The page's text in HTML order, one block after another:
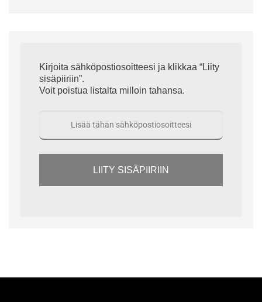
Kirjoita sähköpostiosoitteesi ja klikkaa “Liity
sisäpiiriin”.
Voit poistua listalta milloin tahansa.
LIITY SISÄPIIRIIN